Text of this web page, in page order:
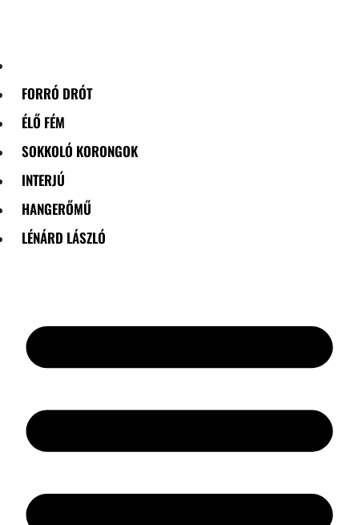
FORRÓ DRÓT
ÉLŐ FÉM
SOKKOLÓ KORONGOK
INTERJÚ
HANGERŐMŰ
LÉNÁRD LÁSZLÓ